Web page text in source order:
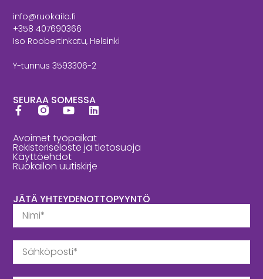
info@ruokailo.fi
+358 407690366
Iso Roobertinkatu, Helsinki
Y-tunnus 3593306-2
SEURAA SOMESSA
Avoimet työpaikat
Rekisteriseloste ja tietosuoja
Käyttöehdot
Ruokailon uutiskirje
JÄTÄ YHTEYDENOTTOPYYNTÖ